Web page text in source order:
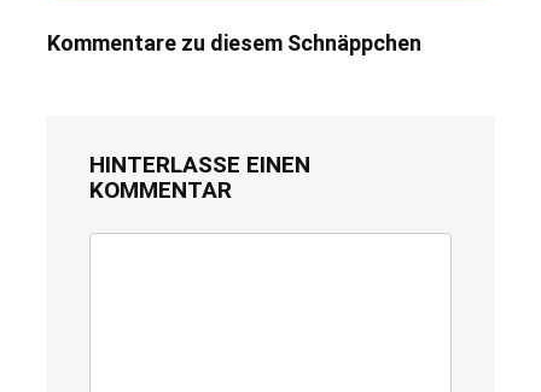
Kommentare zu diesem Schnäppchen
HINTERLASSE EINEN
KOMMENTAR